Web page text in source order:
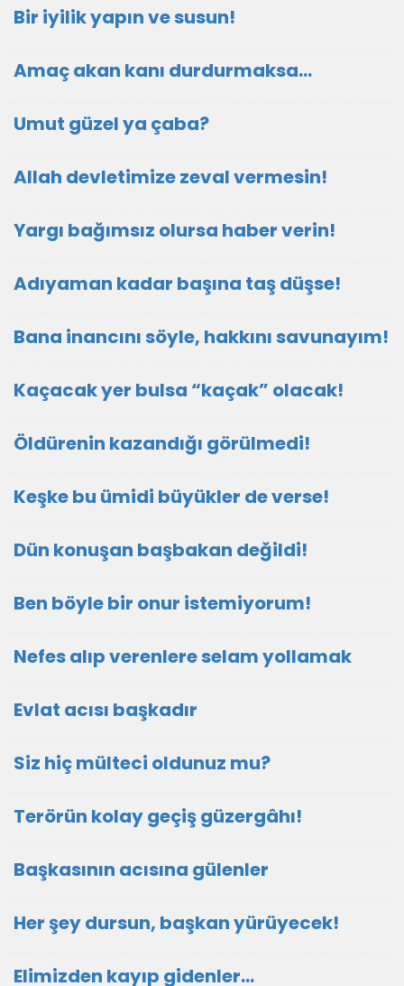
Bir iyilik yapın ve susun!
Amaç akan kanı durdurmaksa…
Umut güzel ya çaba?
Allah devletimize zeval vermesin!
Yargı bağımsız olursa haber verin!
Adıyaman kadar başına taş düşse!
Bana inancını söyle, hakkını savunayım!
Kaçacak yer bulsa “kaçak” olacak!
Öldürenin kazandığı görülmedi!
Keşke bu ümidi büyükler de verse!
Dün konuşan başbakan değildi!
Ben böyle bir onur istemiyorum!
Nefes alıp verenlere selam yollamak
Evlat acısı başkadır
Siz hiç mülteci oldunuz mu?
Terörün kolay geçiş güzergâhı!
Başkasının acısına gülenler
Her şey dursun, başkan yürüyecek!
Elimizden kayıp gidenler…